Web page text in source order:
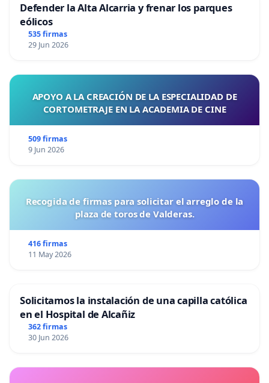
Defender la Alta Alcarria y frenar los parques
eólicos
535 firmas
29 Jun 2026
APOYO A LA CREACIÓN DE LA ESPECIALIDAD DE
CORTOMETRAJE EN LA ACADEMIA DE CINE
509 firmas
9 Jun 2026
Recogida de firmas para solicitar el arreglo de la
plaza de toros de Valderas.
416 firmas
11 May 2026
Solicitamos la instalación de una capilla católica
en el Hospital de Alcañiz
362 firmas
30 Jun 2026